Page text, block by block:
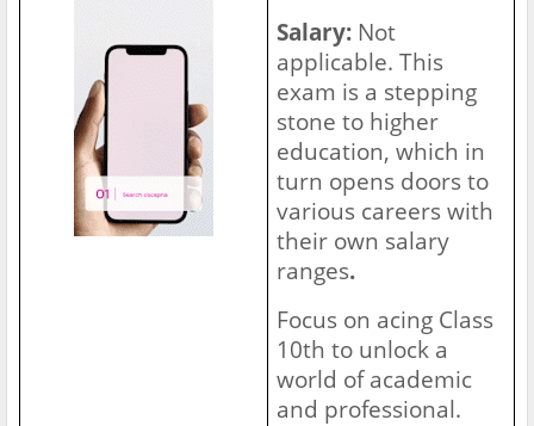
Salary: Not
applicable. This
exam is a stepping
stone to higher
education, which in
turn opens doors to
various careers with
their own salary
ranges.
Focus on acing Class
10th to unlock a
world of academic
and professional.